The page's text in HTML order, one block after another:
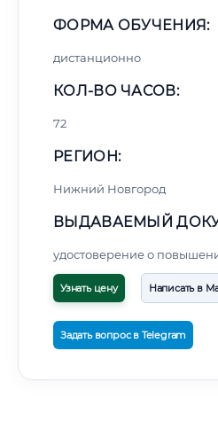
ФОРМА ОБУЧЕНИЯ:
дистанционно
КОЛ-ВО ЧАСОВ:
72
РЕГИОН:
Нижний Новгород
ВЫДАВАЕМЫЙ
удостоверение о
Узнать цену Написать в
Задать вопрос в Telegram